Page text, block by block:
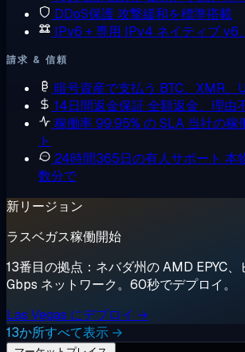
DDoS保護攻撃緩和を標準搭載
IPv6 + 専用 IPv4 ネイティブ v6
請求 & 信頼
暗号資産で支払う BTC、XMR、
14日間返金保証 全額返金、理由
稼働率 99.95% の SLA 当社の稼
ト
24時間365日の有人サポート 本
数分で
新リージョン
ラスベガス稼働開始
13番目の拠点：ネバダ州の AMD EPYC
Gbps ネットワーク。60秒でデプロイ。
Las Vegas にデプロイ →
13か所すべて表示 →